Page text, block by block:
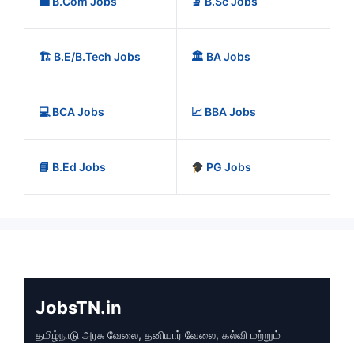
🏗️ B.E/B.Tech Jobs 🏛️ BA Jobs
💻 BCA Jobs 📈 BBA Jobs
📘 B.Ed Jobs PG Jobs
JobsTN.in
தமிழ்நாடு அரசு வேலை, தனியார் வேலை, கல்வி மற்றும்